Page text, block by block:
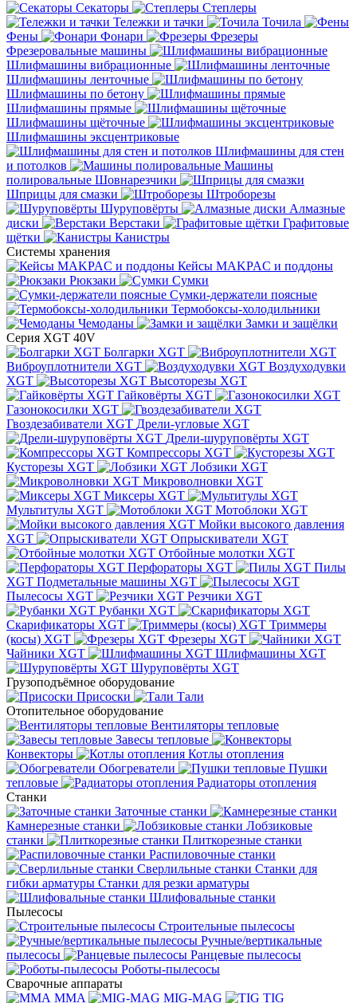
Секаторы
Степлеры
Тележки и тачки
Точила
Фены
Фонари
Фрезеры
Фрезеровальные машины
Шлифмашины вибрационные
Шлифмашины ленточные
Шлифмашины по бетону
Шлифмашины прямые
Шлифмашины щёточные
Шлифмашины эксцентриковые
Шлифмашины для стен
и потолков
Машины
полировальные Шовнарезчики
Шприцы для смазки
Штроборезы
Шуруповёрты
Алмазные
диски
Верстаки
Графитовые
щётки
Канистры
Системы хранения
Кейсы MAKPAC и поддоны
Рюкзаки
Сумки
Сумки-держатели поясные
Термобоксы-холодильники
Чемоданы
Замки и защёлки
Серия XGT 40V
Болгарки XGT
Виброуплотнители XGT
Воздуходувки
XGT
Высоторезы XGT
Гайковёрты XGT
Газонокосилки XGT
Гвоздезабиватели XGT Дрели-угловые XGT
Дрели-шуруповёрты XGT
Компрессоры XGT
Кусторезы XGT
Лобзики XGT
Микроволновки XGT
Миксеры XGT
Мультитулы XGT
Мотоблоки XGT
Мойки высокого давления
XGT
Опрыскиватели XGT
Отбойные молотки XGT
Перфораторы XGT
Пилы
XGT Подметальные машины XGT
Пылесосы XGT
Резчики XGT
Рубанки XGT
Скарификаторы XGT
Триммеры
(косы) XGT
Фрезеры XGT
Чайники XGT
Шлифмашины XGT
Шуруповёрты XGT
Грузоподъёмное оборудование
Присоски
Тали
Отопительное оборудование
Вентиляторы тепловые
Завесы тепловые
Конвекторы
Котлы отопления
Обогреватели
Пушки
тепловые
Радиаторы отопления
Станки
Заточные станки
Камнерезные станки
Лобзиковые
станки
Плиткорезные станки
Распиловочные станки
Сверлильные станки Станки для
гибки арматуры Станки для резки арматуры
Шлифовальные станки
Пылесосы
Строительные пылесосы
Ручные/вертикальные
пылесосы
Ранцевые пылесосы
Роботы-пылесосы
Сварочные аппараты
MMA
MIG-MAG
TIG